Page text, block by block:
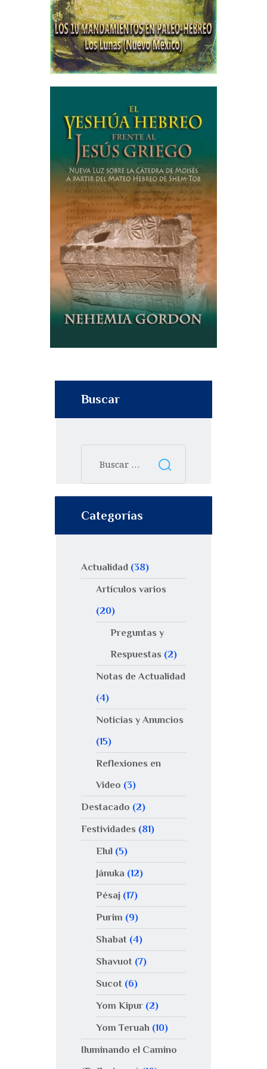
Buscar
Categorías
Actualidad (38)
Artículos varios
(20)
Preguntas y
Respuestas (2)
Notas de Actualidad
(4)
Noticias y Anuncios
(15)
Reflexiones en
Video (3)
Destacado (2)
Festividades (81)
Elul(5)
Jánuka (12)
Pésaj(17)
Purim (9)
Shabat (4)
Shavuot (7)
Sucot (6)
Yom Kipur(2)
Yom Teruah (10)
Iluminando el Camino